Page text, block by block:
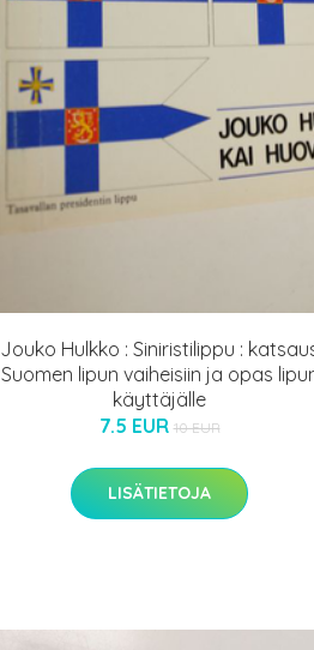
Jouko Hulkko : Siniristilippu :
Suomen lipun vaiheisiin ja opas
käyttäjälle
7.5 EUR 10 EUR
LISÄTIETOJA